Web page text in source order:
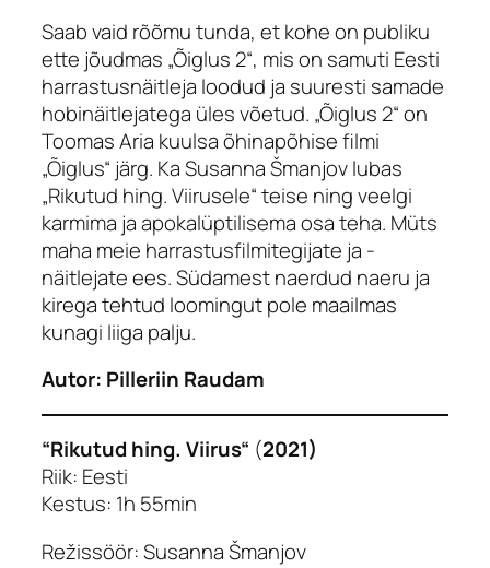
Saab vaid rõõmu tunda, et kohe on publiku
ette jõudmas „Õiglus 2“, mis on samuti Eesti
harrastusnäitleja loodud ja suuresti samade
hobinäitlejatega üles võetud. „Õiglus 2“ on
Toomas Aria kuulsa õhinapõhise filmi
„Õiglus“ järg. Ka Susanna Šmanjov lubas
„Rikutud hing. Viirusele“ teise ning veelgi
karmima ja apokalüptilisema osa teha. Müts
maha meie harrastusfilmitegijate ja -
näitlejate ees. Südamest naerdud naeru ja
kirega tehtud loomingut pole maailmas
kunagi liiga palju.
Autor: Pilleriin Raudam
“Rikutud hing. Viirus“ (2021)
Riik: Eesti
Kestus: 1h 55min
Režissöör: Susanna Šmanjov